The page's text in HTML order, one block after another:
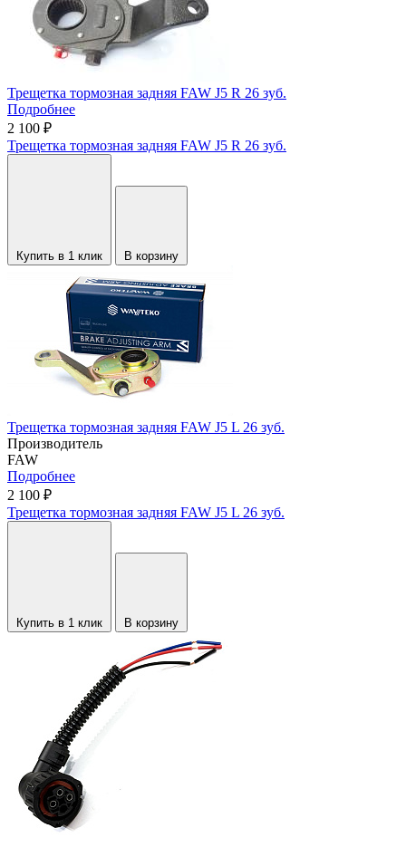
Трещетка тормозная задняя FAW J5 R 26 зуб.
Подробнее
2 100 ₽
Трещетка тормозная задняя FAW J5 R 26 зуб.
Купить в 1 клик В корзину
Трещетка тормозная задняя FAW J5 L 26 зуб.
Производитель
FAW
Подробнее
2 100 ₽
Трещетка тормозная задняя FAW J5 L 26 зуб.
Купить в 1 клик В корзину